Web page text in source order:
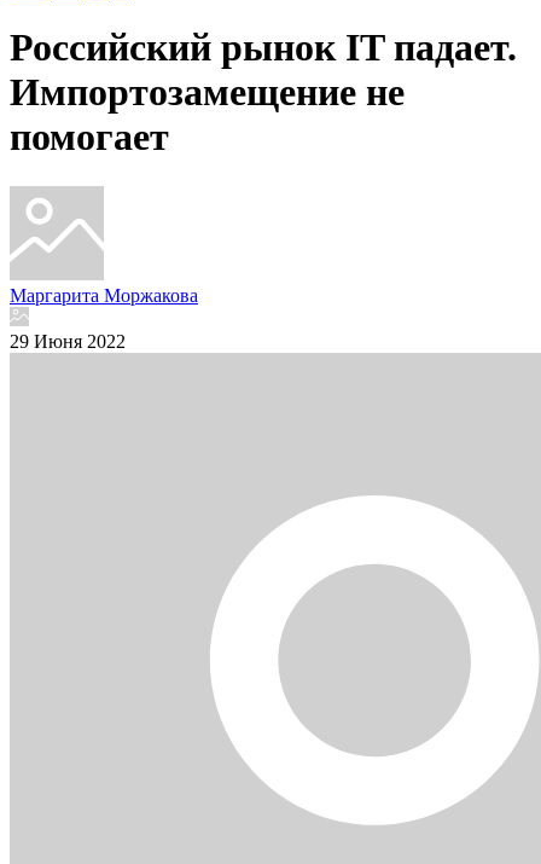
Российский рынок IT падает.
Импортозамещение не
помогает
Маргарита Моржакова
29 Июня 2022